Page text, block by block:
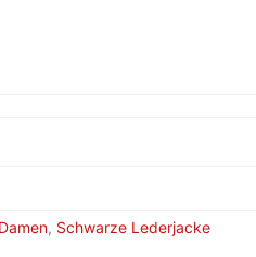
, Schwarze Lederjacke